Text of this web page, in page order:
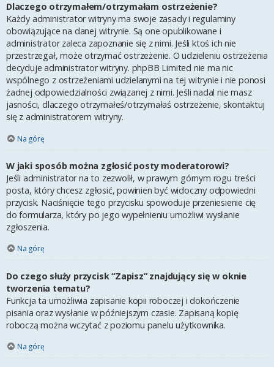
Dlaczego otrzymałem/otrzymałam ostrzeżenie?
Każdy administrator witryny ma swoje zasady i regulaminy
obowiązujące na danej witrynie. Są one opublikowane i
administrator zaleca zapoznanie się z nimi. Jeśli ktoś ich nie
przestrzegał, może otrzymać ostrzeżenie. O udzieleniu ostrzeżenia
decyduje administrator witryny. phpBB Limited nie ma nic
wspólnego z ostrzeżeniami udzielanymi na tej witrynie i nie ponosi
żadnej odpowiedzialności związanej z nimi. Jeśli nadal nie masz
jasności, dlaczego otrzymałeś/otrzymałaś ostrzeżenie, skontaktuj
się z administratorem witryny.
Na górę
W jaki sposób można zgłosić posty moderatorowi?
Jeśli administrator na to zezwolił, w prawym górnym rogu treści
posta, który chcesz zgłosić, powinien być widoczny odpowiedni
przycisk. Naciśnięcie tego przycisku spowoduje przeniesienie cię
do formularza, który po jego wypełnieniu umożliwi wysłanie
zgłoszenia.
Na górę
Do czego służy przycisk “Zapisz” znajdujący się w oknie
tworzenia tematu?
Funkcja ta umożliwia zapisanie kopii roboczej i dokończenie
pisania oraz wysłanie w późniejszym czasie. Zapisaną kopię
roboczą można wczytać z poziomu panelu użytkownika.
Na górę